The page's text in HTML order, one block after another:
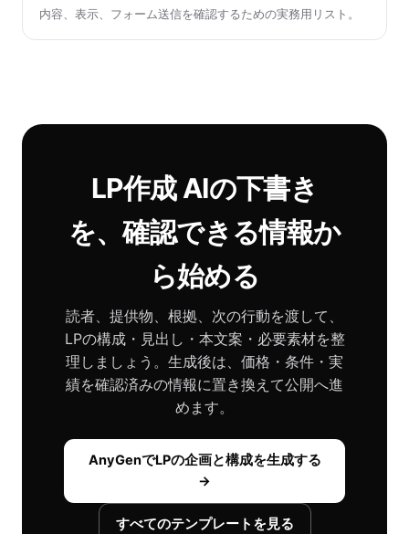
内容、表示、フォーム送信を確認するための実務用リスト。
LP作成 AIの下書き
を、確認できる情報か
ら始める
読者、提供物、根拠、次の行動を渡して、
LPの構成・見出し・本文案・必要素材を整
理しましょう。生成後は、価格・条件・実
績を確認済みの情報に置き換えて公開へ進
めます。
AnyGenでLPの企画と構成を生成する
→
すべてのテンプレートを見る